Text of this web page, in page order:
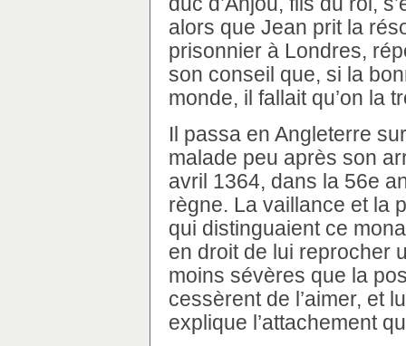
alors que Jean prit la
prisonnier à Londres,
son conseil que, si la
monde, il fallait qu’on la
Il passa en Angleterre
malade peu après son
avril 1364, dans la 56e
règne. La vaillance et la
qui distinguaient ce
en droit de lui reprocher
moins sévères que la
cessèrent de l’aimer, et
explique l’attachement